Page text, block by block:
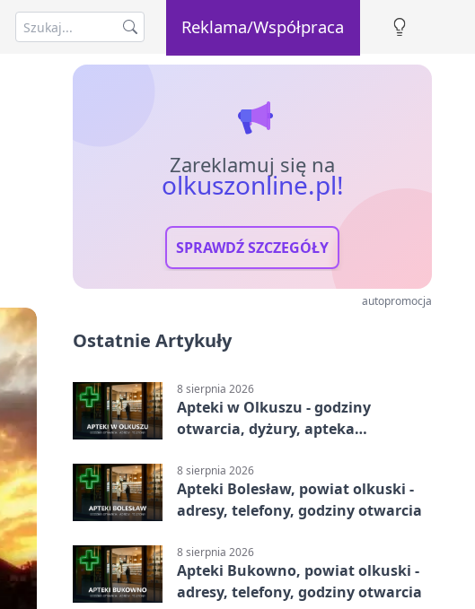
Reklama/Współpraca
Zareklamuj się na
olkuszonline.pl!
SPRAWDŹ SZCZEGÓŁY
autopromocja
Ostatnie Artykuły
8 sierpnia 2026
Apteki w Olkuszu - godziny
otwarcia, dyżury, apteka
8 sierpnia 2026
Apteki Bolesław, powiat olkuski -
adresy, telefony, godziny otwarcia
8 sierpnia 2026
Apteki Bukowno, powiat olkuski -
adresy, telefony, godziny otwarcia